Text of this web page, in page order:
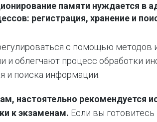
памяти нуждается в
регистрация, хранение и
с помощью методов
и облегчают процесс обработки
и поиска информации.
настоятельно рекомендуется
к экзаменам. Если вы